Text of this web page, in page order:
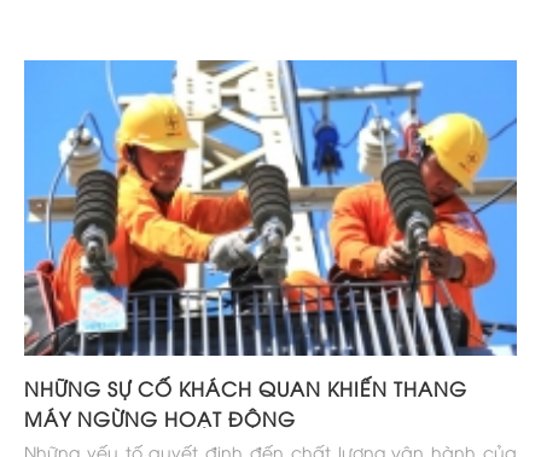
NHỮNG SỰ CỐ KHÁCH QUAN KHIẾN THANG
MÁY NGỪNG HOẠT ĐỘNG
Những yếu tố quyết định đến chất lượng vận hành của